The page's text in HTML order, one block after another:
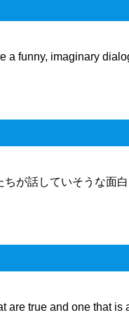
funny, imaginary
が話していそうな面
true and one that is